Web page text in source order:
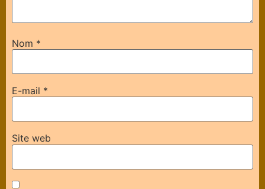
Nom *
E-mail *
Site web